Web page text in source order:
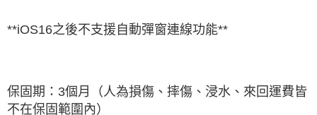
**iOS16之後不支援自動彈窗連線功能**
保固期：3個月（人為損傷、摔傷、浸水、來回運費皆
不在保固範圍內）